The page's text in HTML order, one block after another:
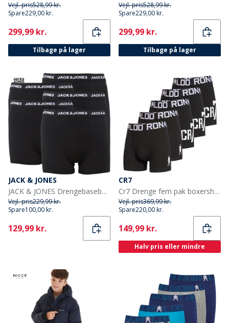
Vejl. pris528,99 kr.
Spare229,00 kr.
Current
299,99 kr.
Tilbage på lager
Vejl. pris528,99 kr.
Spare229,00 kr.
Current
299,99 kr.
Tilbage på lager
JACK & JONES
JACK & JONES Drengebaseboksere 5-pak Sort
Vejl. pris229,99 kr.
Spare100,00 kr.
Current
129,99 kr.
CR7
Cr7 Drenge fem pak boxershorts sort
Vejl. pris369,99 kr.
Spare220,00 kr.
Current
149,99 kr.
Halv pris eller mindre